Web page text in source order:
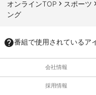
オンラインTOP スポーツ
ング
番組で使用されているア
会社情報
採用情報